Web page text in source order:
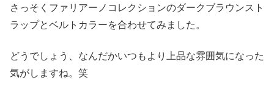
さっそくファリアーノコレクションのダークブラウンスト
ラップとベルトカラーを合わせてみました。
どうでしょう、なんだかいつもより上品な雰囲気になった
気がしますね。笑